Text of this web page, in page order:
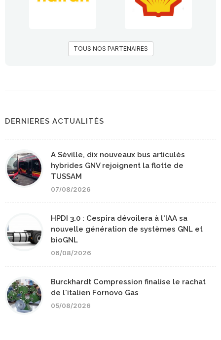
TOUS NOS PARTENAIRES
DERNIERES ACTUALITÉS
A Séville, dix nouveaux bus articulés
hybrides GNV rejoignent la flotte de
TUSSAM
07/08/2026
HPDI 3.0 : Cespira dévoilera à l'IAA sa
nouvelle génération de systèmes GNL et
bioGNL
06/08/2026
Burckhardt Compression finalise le rachat
de l'italien Fornovo Gas
05/08/2026